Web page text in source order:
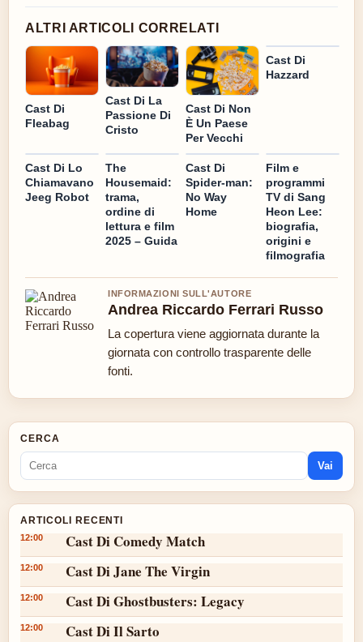
ALTRI ARTICOLI CORRELATI
Cast Di
Fleabag
Cast Di La
Passione Di
Cristo
Cast Di Non
È Un Paese
Per Vecchi
Cast Di
Hazzard
Cast Di Lo
Chiamavano
Jeeg Robot
The
Housemaid:
trama,
ordine di
lettura e film
2025 – Guida
Cast Di
Spider-man:
No Way
Home
Film e
programmi
TV di Sang
Heon Lee:
biografia,
origini e
filmografia
INFORMAZIONI SULL'AUTORE
Andrea Riccardo Ferrari Russo
La copertura viene aggiornata durante la
giornata con controllo trasparente delle
fonti.
CERCA
Vai
ARTICOLI RECENTI
12:00 Cast Di Comedy Match
12:00 Cast Di Jane The Virgin
12:00 Cast Di Ghostbusters: Legacy
12:00 Cast Di Il Sarto